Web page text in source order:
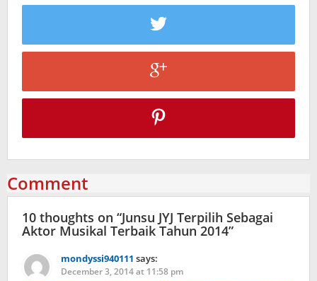
Comment
10 thoughts on “Junsu JYJ Terpilih Sebagai
Aktor Musikal Terbaik Tahun 2014”
mondyssi940111 says:
December 3, 2014 at 11:58 pm